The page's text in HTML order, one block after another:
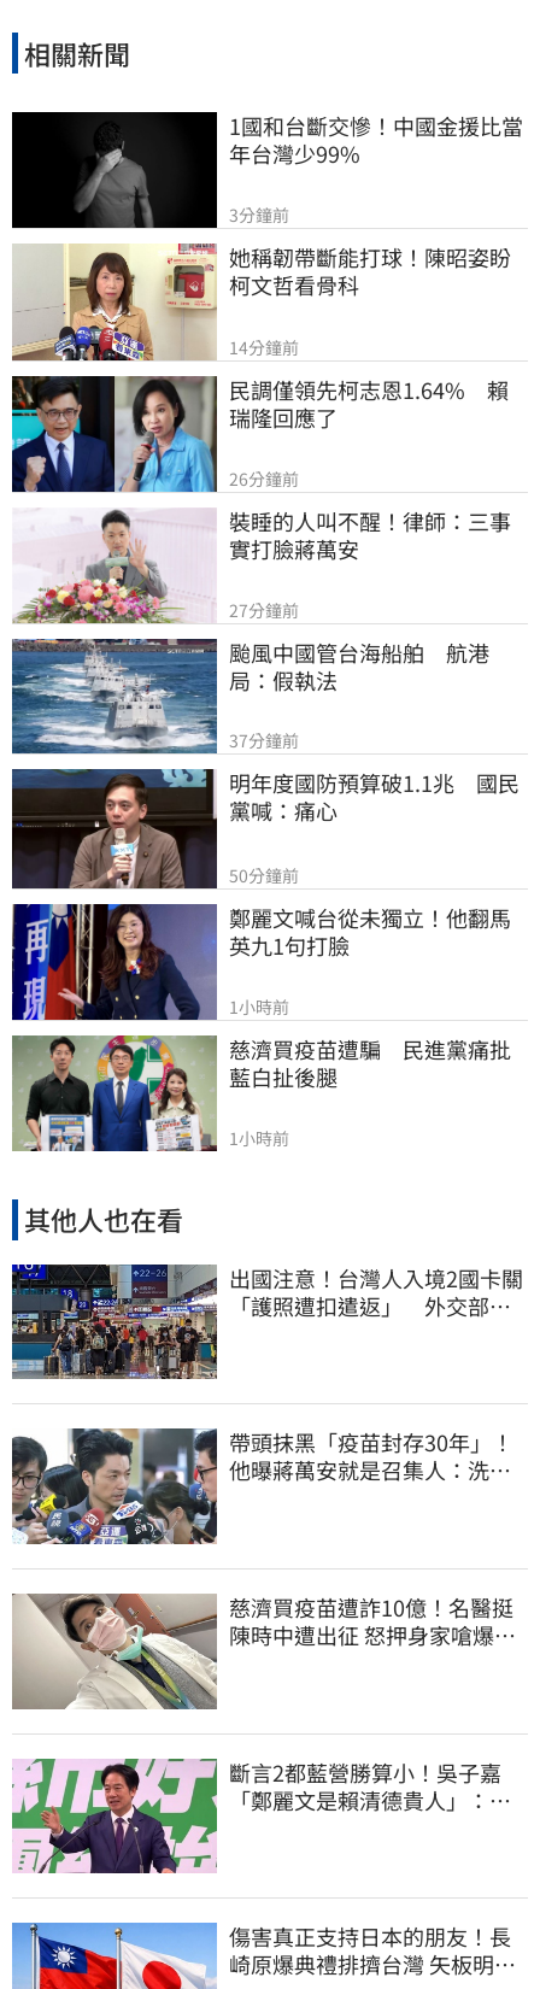
相關新聞
1國和台斷交慘！中國金援比當
年台灣少99%
3分鐘前
她稱韌帶斷能打球！陳昭姿盼
柯文哲看骨科
14分鐘前
民調僅領先柯志恩1.64%　賴
瑞隆回應了
26分鐘前
裝睡的人叫不醒！律師：三事
實打臉蔣萬安
27分鐘前
颱風中國管台海船舶　航港
局：假執法
37分鐘前
明年度國防預算破1.1兆　國民
黨喊：痛心
50分鐘前
鄭麗文喊台從未獨立！他翻馬
英九1句打臉
1小時前
慈濟買疫苗遭騙　民進黨痛批
藍白扯後腿
1小時前
其他人也在看
出國注意！台灣人入境2國卡關
「護照遭扣遣返」 外交部證
帶頭抹黑「疫苗封存30年」！
他曝蔣萬安就是召集人：洗記
慈濟買疫苗遭詐10億！名醫挺
陳時中遭出征 怒押身家嗆爆藍
斷言2都藍營勝算小！吳子嘉
「鄭麗文是賴清德貴人」：保
傷害真正支持日本的朋友！長
崎原爆典禮排擠台灣 矢板明夫